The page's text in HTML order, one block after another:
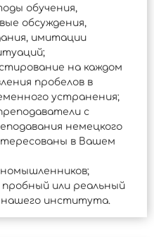
обучения,
обсуждения,
имитации
на каждом
пробелов в
устранения;
с
немецкого
в Вашем
или реальный
нашего института.